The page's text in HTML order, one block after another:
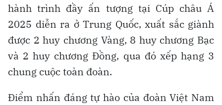
hành trình đầy ấn tượng tại Cúp châu Á
2025 diễn ra ở Trung Quốc, xuất sắc giành
được 2 huy chương Vàng, 8 huy chương Bạc
và 2 huy chương Đồng, qua đó xếp hạng 3
chung cuộc toàn đoàn.
Điểm nhấn đáng tự hào của đoàn Việt Nam